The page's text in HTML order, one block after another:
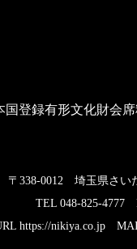
国登録有形文化財会
〒338-0012 埼玉県さい
TEL 048-825-4777
https://nikiya.co.jp